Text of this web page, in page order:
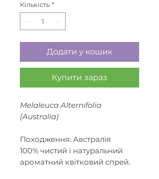
Кількість *
Додати у кошик
Купити зараз
Melaleuca Alternifolia
(Australia)
Походження: Австралія
100% чистий і натуральний
ароматний квітковий спрей.